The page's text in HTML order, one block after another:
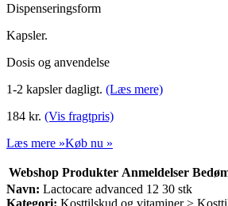
Dispenseringsform
Kapsler.
Dosis og anvendelse
1-2 kapsler dagligt. (Læs mere)
184 kr. (Vis fragtpris)
Læs mere »Køb nu »
Webshop Produkter Anmeldelser
Navn: Lactocare advanced 12 30 stk
Kategori: Kosttilskud og vitaminer >